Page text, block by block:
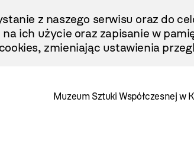
z naszego serwisu oraz do
ich użycie oraz zapisanie w
zmieniając ustawienia
Muzeum Sztuki Współczesnej w